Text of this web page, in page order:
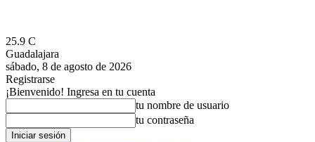
25.9 C
Guadalajara
sábado, 8 de agosto de 2026
Registrarse
¡Bienvenido! Ingresa en tu cuenta
tu nombre de usuario
tu contraseña